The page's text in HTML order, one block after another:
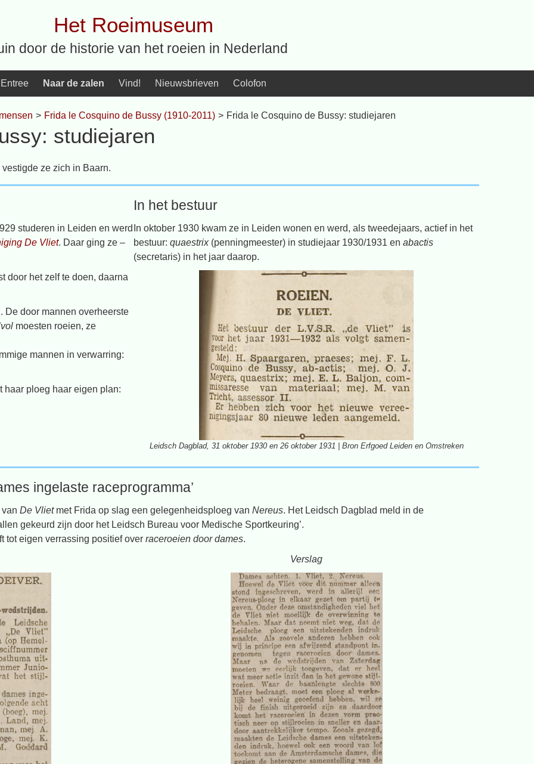
Het Roeimuseum
door de historie van het roeien in Nederland
Entree Naar de zalen Vind! Nieuwsbrieven Colofon
> Frida le Cosquino de Bussy (1910-2011) > Frida le Cosquino de Bussy: studiejaren
studiejaren
ze zich in Baarn.
studeren in Leiden en werd
De Vliet. Daar ging ze –
door het zelf te doen, daarna
De door mannen overheerste
moesten roeien, ze
mannen in verwarring:
haar ploeg haar eigen plan:
In het bestuur
In oktober 1930 kwam ze in Leiden wonen en werd, als tweedejaars, actief in het
bestuur: quaestrix (penningmeester) in studiejaar 1930/1931 en abactis
(secretaris) in het jaar daarop.
Leidsch Dagblad, 31 oktober 1930 en 26 oktober 1931 | Bron Erfgoed Leiden en Omstreken
ingelaste raceprogramma’
De Vlietmet Frida op slag een gelegenheidsploeg van Nereus. Het Leidsch Dagblad meld in de
gekeurd zijn door het Leidsch Bureau voor Medische Sportkeuring’.
tot eigen verrassing positief over raceroeien door dames.
Verslag